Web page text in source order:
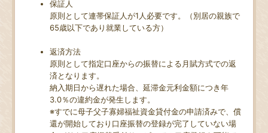
保証人
原則として連帯保証人が1人必要です。（別居の親族で
65歳以下であり就業している方）
返済方法
原則として指定口座からの振替による月賦方式での返
済となります。
納入期日から遅れた場合、延滞金元利金額につき年
3.0％の違約金が発生します。
※すでに母子父子寡婦福祉資金貸付金の申請済みで、償
還が開始しており口座振替の登録が完了していない場